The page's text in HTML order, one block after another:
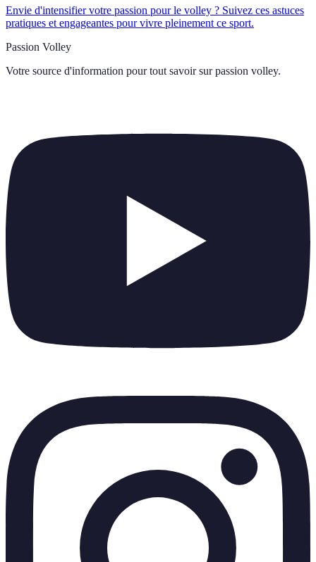
Envie d'intensifier votre passion pour le volley ? Suivez ces astuces
pratiques et engageantes pour vivre pleinement ce sport.
Passion Volley
Votre source d'information pour tout savoir sur passion volley.